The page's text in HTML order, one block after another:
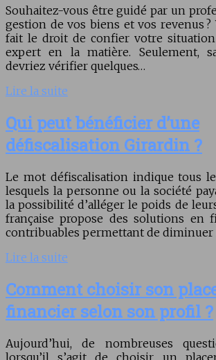
Souhaitez-vous être guidé par un
gestion de vos biens et vos revenus ?
fait le droit de confier votre
expert en la matière. Seulement,
devriez vérifier quelques…
Lire la suite
Qui peut bénéficier d’une
défiscalisation Girardin ?
Le mot défiscalisation indique tous
lesquels la personne ou la société
la possibilité d’alléger le poids de
française propose des solutions en
contribuables permettant de diminuer
Lire la suite
Comment choisir son
financier selon son profil ?
Aujourd’hui, de nombreuses
lorsqu’il s’agit de choisir un